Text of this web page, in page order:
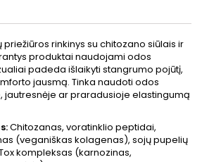
rinkinys su chitozano siūlais ir
produktai naudojami odos
padeda išlaikyti stangrumo pojūtį,
jausmą. Tinka naudoti odos
jautresnėje ar praradusioje elastingumą
Chitozanas, voratinklio peptidai,
(veganiškas kolagenas), sojų pupelių
kompleksas (karnozinas,